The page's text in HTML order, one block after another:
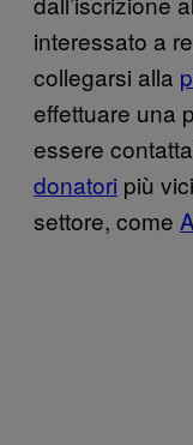
interessato a
collegarsi alla
effettuare una
essere
donatori più
settore, come